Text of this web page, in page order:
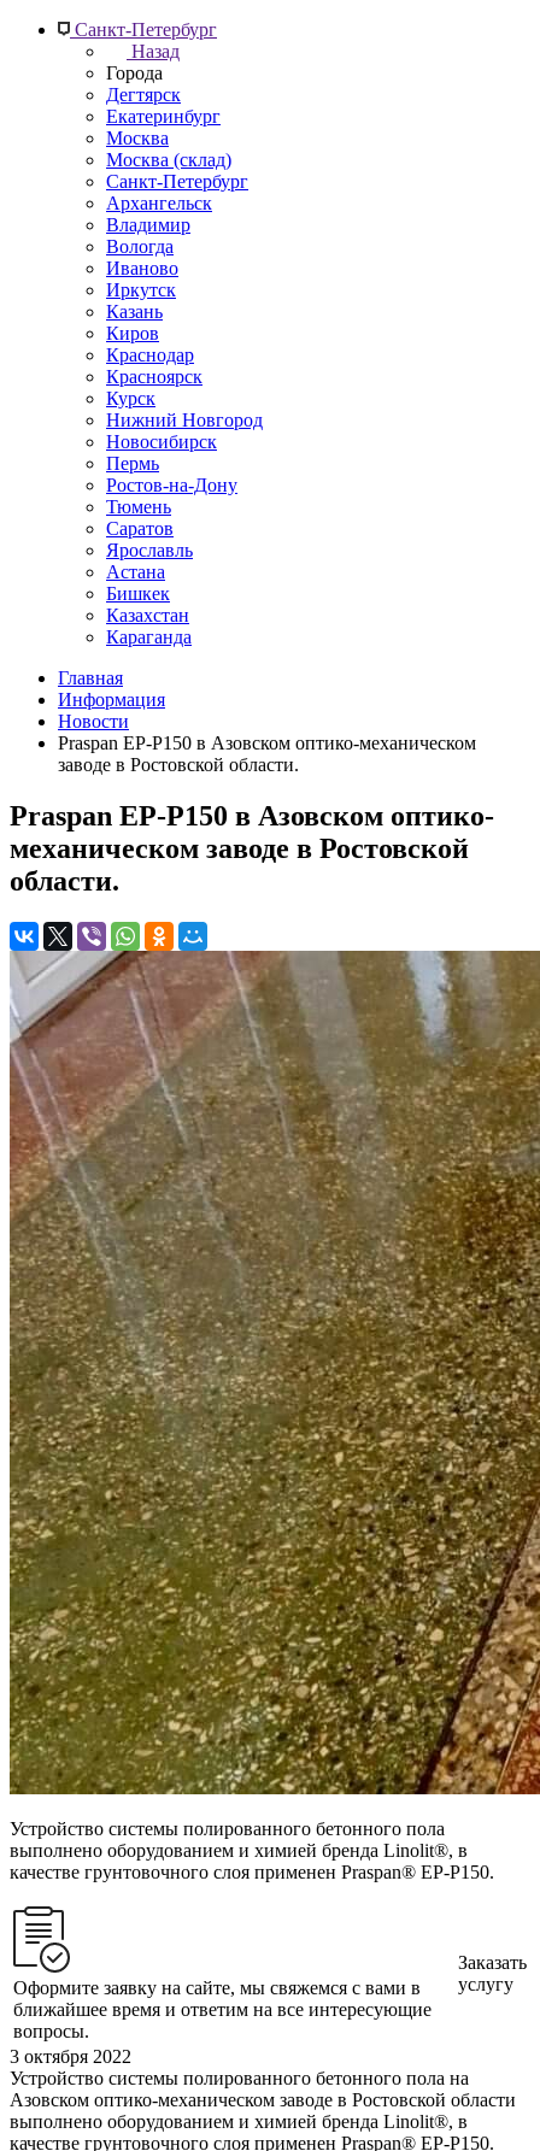
Санкт-Петербург
Назад
Города
Дегтярск
Екатеринбург
Москва
Москва (склад)
Санкт-Петербург
Архангельск
Владимир
Вологда
Иваново
Иркутск
Казань
Киров
Краснодар
Красноярск
Курск
Нижний Новгород
Новосибирск
Пермь
Ростов-на-Дону
Тюмень
Саратов
Ярославль
Астана
Бишкек
Казахстан
Караганда
Главная
Информация
Новости
Praspan EP-P150 в Азовском оптико-механическом
заводе в Ростовской области.
Praspan EP-P150 в Азовском оптико-
механическом заводе в Ростовской
области.
Устройство системы полированного бетонного пола
выполнено оборудованием и химией бренда Linolit®, в
качестве грунтовочного слоя применен Praspan® EP-P150.
Оформите заявку на сайте, мы свяжемся с вами в
ближайшее время и ответим на все интересующие
вопросы.
Заказать
услугу
3 октября 2022
Устройство системы полированного бетонного пола на
Азовском оптико-механическом заводе в Ростовской области
выполнено оборудованием и химией бренда Linolit®, в
качестве грунтовочного слоя применен Praspan® EP-P150.